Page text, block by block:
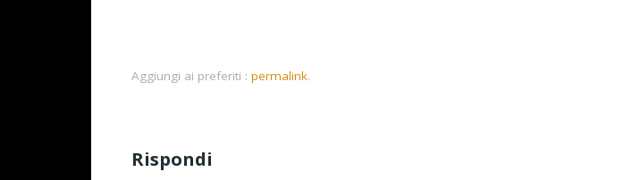
Aggiungi ai preferiti : permalink.
Rispondi